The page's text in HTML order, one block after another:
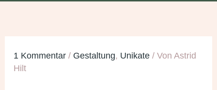
1 Kommentar / Gestaltung, Unikate/ Von Astrid
Hilt